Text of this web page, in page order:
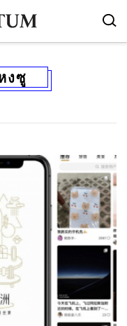
งซู